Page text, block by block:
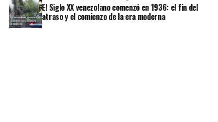
El Siglo XX venezolano comenzó en 1936: el fin del
atraso y el comienzo de la era moderna